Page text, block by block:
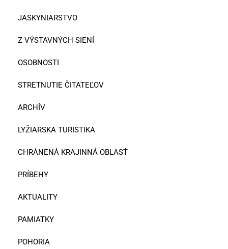
JASKYNIARSTVO
Z VÝSTAVNÝCH SIENÍ
OSOBNOSTI
STRETNUTIE ČITATEĽOV
ARCHÍV
LYŽIARSKA TURISTIKA
CHRÁNENÁ KRAJINNÁ OBLASŤ
PRÍBEHY
AKTUALITY
PAMIATKY
POHORIA